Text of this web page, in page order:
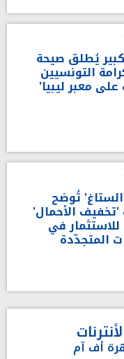
يُطلق صيحة
التونسيين
معبر ليبيا'
تُوضح
الأحمال'
في
المتجدّدة
أف آم